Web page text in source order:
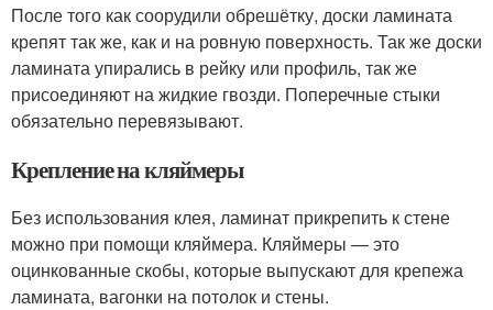
После того как соорудили обрешётку, доски ламината
крепят так же, как и на ровную поверхность. Так же доски
ламината упирались в рейку или профиль, так же
присоединяют на жидкие гвозди. Поперечные стыки
обязательно перевязывают.
Крепление на кляймеры
Без использования клея, ламинат прикрепить к стене
можно при помощи кляймера. Кляймеры — это
оцинкованные скобы, которые выпускают для крепежа
ламината, вагонки на потолок и стены.